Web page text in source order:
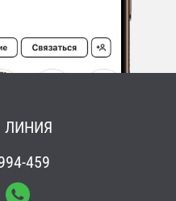
ЛИНИЯ
459